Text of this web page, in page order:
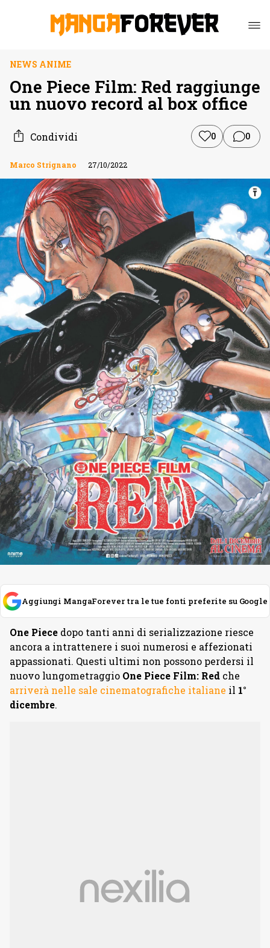
NEWS ANIME
One Piece Film: Red raggiunge
un nuovo record al box office
Condividi 0 0
Marco Strignano 27/10/2022
Aggiungi MangaForever tra le tue fonti preferite su Google
One Piece dopo tanti anni di serializzazione riesce
ancora a intrattenere i suoi numerosi e affezionati
appassionati. Questi ultimi non possono perdersi il
nuovo lungometraggio One Piece Film: Red che
arriverà nelle sale cinematografiche italiane il 1°
dicembre.